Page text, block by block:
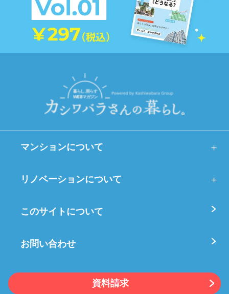
マンションについて
リノベーションについて
このサイトについて
お問い合わせ
資料請求